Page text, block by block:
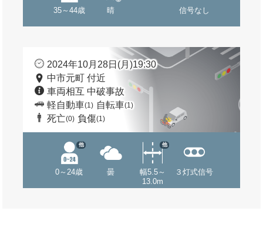
35～44歳 晴 信号なし
2024年10月28日(月)19:30
中市元町 付近
車両相互 中破事故
軽自動車(1) 自転車(1)
死亡(0) 負傷(1)
0～24歳
他
曇
幅5.5～
13.0m
他
３灯式信号